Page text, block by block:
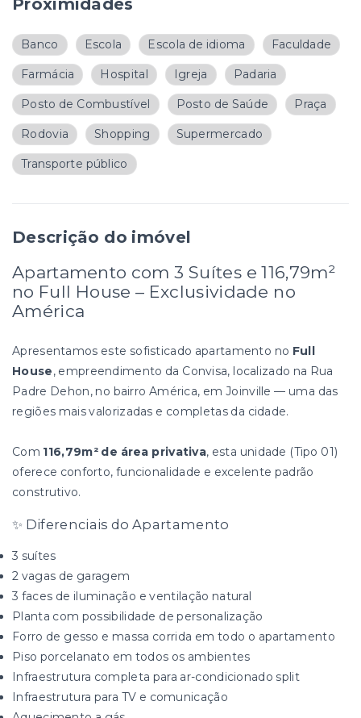
Banco Escola Escola de idioma Faculdade
Farmácia Hospital Igreja Padaria
Posto de Combustível Posto de Saúde Praça
Rodovia Shopping Supermercado
Transporte público
Descrição do imóvel
Apartamento com 3 Suítes e 116,79m²
no Full House – Exclusividade no
América
Apresentamos este sofisticado apartamento no Full
House, empreendimento da Convisa, localizado na Rua
Padre Dehon, no bairro América, em Joinville — uma das
regiões mais valorizadas e completas da cidade.
Com 116,79m² de área privativa, esta unidade (Tipo 01)
oferece conforto, funcionalidade e excelente padrão
construtivo.
✨ Diferenciais do Apartamento
3 suítes
2 vagas de garagem
3 faces de iluminação e ventilação natural
Planta com possibilidade de personalização
Forro de gesso e massa corrida em todo o apartamento
Piso porcelanato em todos os ambientes
Infraestrutura completa para ar-condicionado split
Infraestrutura para TV e comunicação